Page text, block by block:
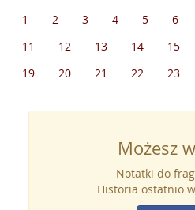
1 2 3 4 5 6
11
12 13 14 15
19
20 21 22 23
Możesz
Notatki do
Historia ostatnio